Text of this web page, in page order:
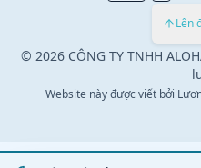
Lên
© 2026 CÔNG TY TNHH
Website này được viết bởi